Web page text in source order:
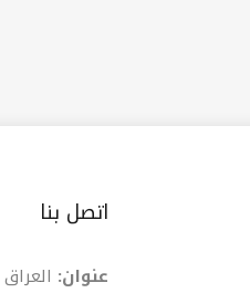
اتصل بنا
عنوان: العراق